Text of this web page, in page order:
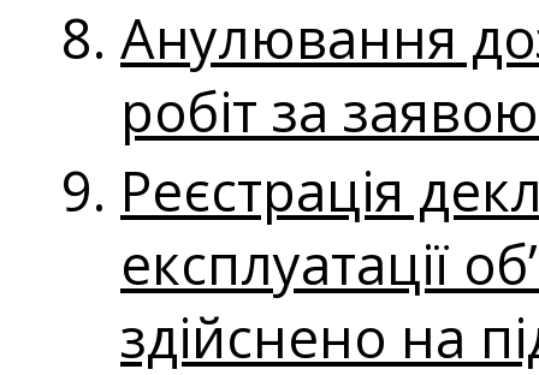
Анулювання
робіт за
Реєстрація
експлуатації
здійснено на